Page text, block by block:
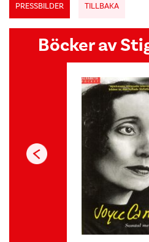
PRESSBILDER TILLBAKA
Böcker av